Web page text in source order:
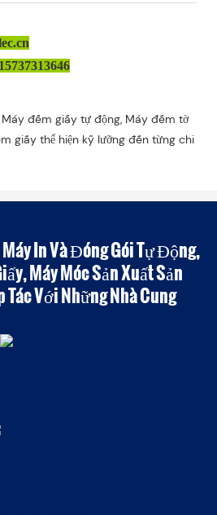
đếm giấy tự động, Máy đếm tờ
giấy thể hiện kỹ lưỡng đến từng chi
In Và Đóng Gói Tự Động,
Máy Móc Sản Xuất Sản
Tác Với Những Nhà Cung